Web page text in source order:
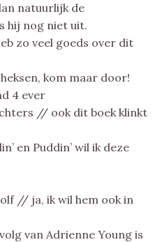
natuurlijk de
hij nog niet uit.
zo veel goeds over dit
kom maar door!
4 ever
// ook dit boek klinkt
en Puddin’ wil ik deze
// ja, ik wil hem ook in
van Adrienne Young is